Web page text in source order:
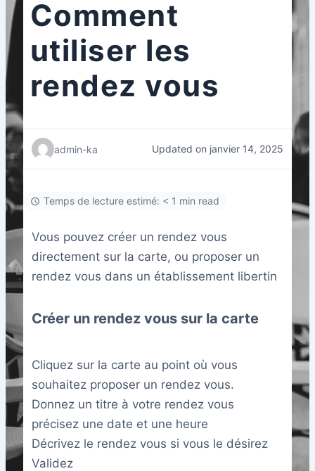
Comment
utiliser les
rendez vous
admin-ka Updated on janvier 14, 2025
Temps de lecture estimé: < 1 min read
Vous pouvez créer un rendez vous
directement sur la carte, ou proposer un
rendez vous dans un établissement libertin
Créer un rendez vous sur la carte
Cliquez sur la carte au point où vous
souhaitez proposer un rendez vous.
Donnez un titre à votre rendez vous
précisez une date et une heure
Décrivez le rendez vous si vous le désirez
Validez